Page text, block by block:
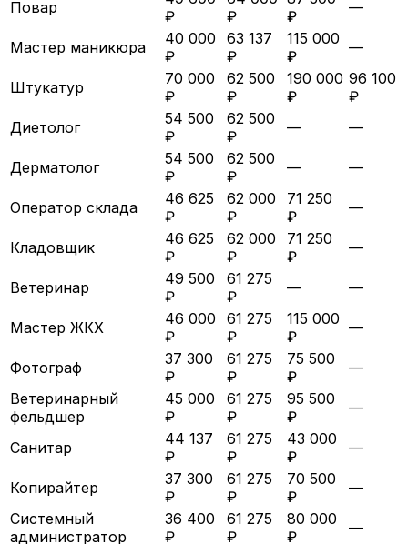
Повар
₽
₽
₽
—
Мастер маникюра
40 000
₽
63 137
₽
115 000
₽
—
Штукатур
70 000
₽
62 500
₽
190 000
₽
96 100
₽
Диетолог
54 500
₽
62 500
₽
— —
Дерматолог
54 500
₽
62 500
₽
— —
Оператор склада
46 625
₽
62 000
₽
71 250
₽
—
Кладовщик
46 625
₽
62 000
₽
71 250
₽
—
Ветеринар
49 500
₽
61 275
₽
— —
Мастер ЖКХ
46 000
₽
61 275
₽
115 000
₽
—
Фотограф
37 300
₽
61 275
₽
75 500
₽
—
Ветеринарный
фельдшер
45 000
₽
61 275
₽
95 500
₽
—
Санитар
44 137
₽
61 275
₽
43 000
₽
—
Копирайтер
37 300
₽
61 275
₽
70 500
₽
—
Системный
администратор
36 400
₽
61 275
₽
80 000
₽
—